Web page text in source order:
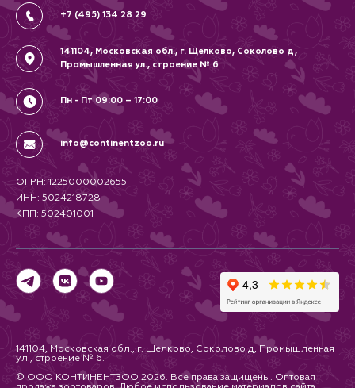
+7 (495) 134 28 29
141104, Московская обл., г. Щелково, Соколово д,
Промышленная ул., строение № 6
Пн - Пт 09:00 – 17:00
info@continentzoo.ru
ОГРН: 1225000002655
ИНН: 5024218728
КПП: 502401001
141104, Московская обл., г. Щелково, Соколово д, Промышленная
ул., строение № 6.
© ООО КОНТИНЕНТЗОО 2026. Все права защищены. Оптовая